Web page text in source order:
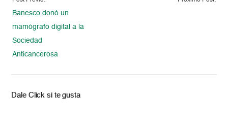
Banesco donó un
mamógrafo digital a la
Sociedad
Anticancerosa
Dale Click si te gusta